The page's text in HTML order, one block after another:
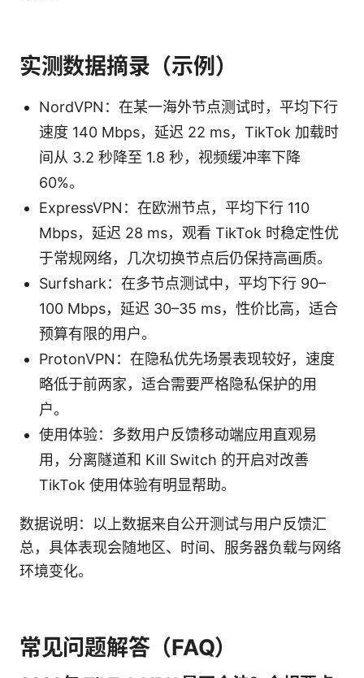
实测数据摘录（示例）
NordVPN：在某一海外节点测试时，平均下行
速度 140 Mbps，延迟 22 ms，TikTok 加载时
间从 3.2 秒降至 1.8 秒，视频缓冲率下降
60%。
ExpressVPN：在欧洲节点，平均下行 110
Mbps，延迟 28 ms，观看 TikTok 时稳定性优
于常规网络，几次切换节点后仍保持高画质。
Surfshark：在多节点测试中，平均下行 90–
100 Mbps，延迟 30–35 ms，性价比高，适合
预算有限的用户。
ProtonVPN：在隐私优先场景表现较好，速度
略低于前两家，适合需要严格隐私保护的用
户。
使用体验：多数用户反馈移动端应用直观易
用，分离隧道和 Kill Switch 的开启对改善
TikTok 使用体验有明显帮助。
数据说明：以上数据来自公开测试与用户反馈汇
总，具体表现会随地区、时间、服务器负载与网络
环境变化。
常见问题解答（FAQ）